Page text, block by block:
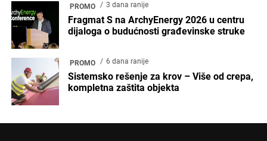
PROMO 3 dana ranije
Fragmat S na ArchyEnergy 2026 u centru
dijaloga o budućnosti građevinske struke
PROMO 6 dana ranije
Sistemsko rešenje za krov – Više od crepa,
kompletna zaštita objekta